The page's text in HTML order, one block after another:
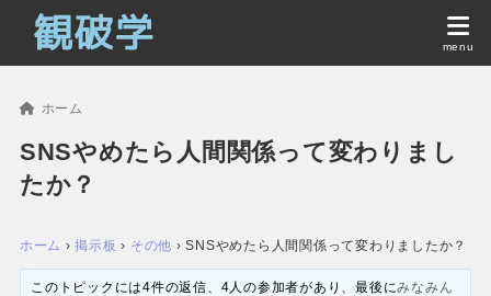
ホーム
SNSやめたら人間関係って変わりまし
たか？
ホーム › 掲示板 › その他 › SNSやめたら人間関係って変わりましたか？
このトピックには4件の返信、4人の参加者があり、最後にみなみん